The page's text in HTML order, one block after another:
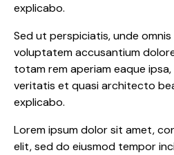
explicabo.
Sed ut perspiciatis, unde
voluptatem accusantium
totam rem aperiam eaque
veritatis et quasi architecto
explicabo.
Lorem ipsum dolor sit amet,
elit, sed do eiusmod tempor